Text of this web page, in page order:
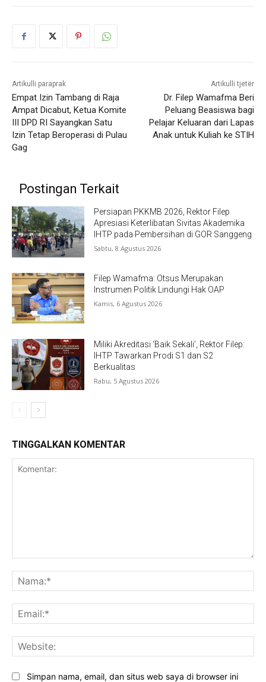
Artikulli paraprak
Empat Izin Tambang di Raja
Ampat Dicabut, Ketua Komite
III DPD RI Sayangkan Satu
Izin Tetap Beroperasi di Pulau
Gag
Artikulli tjetër
Dr. Filep Wamafma Beri
Peluang Beasiswa bagi
Pelajar Keluaran dari Lapas
Anak untuk Kuliah ke STIH
Postingan Terkait
Persiapan PKKMB 2026, Rektor Filep
Apresiasi Keterlibatan Sivitas Akademika
IHTP pada Pembersihan di GOR Sanggeng
Sabtu, 8 Agustus 2026
Filep Wamafma: Otsus Merupakan
Instrumen Politik Lindungi Hak OAP
Kamis, 6 Agustus 2026
Miliki Akreditasi ‘Baik Sekali’, Rektor Filep:
IHTP Tawarkan Prodi S1 dan S2
Berkualitas
Rabu, 5 Agustus 2026
TINGGALKAN KOMENTAR
Simpan nama, email, dan situs web saya di browser ini